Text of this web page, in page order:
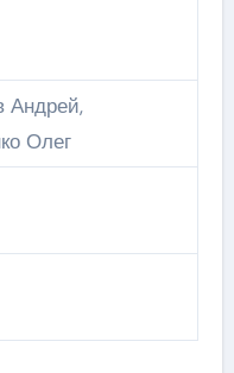
Андрей,
Олег